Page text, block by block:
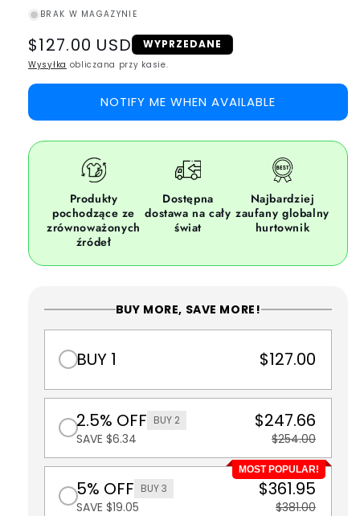
BRAK W MAGAZYNIE
Regular
price
$127.00 USD WYPRZEDANE
Wysyłka obliczana przy kasie.
NOTIFY ME WHEN AVAILABLE
Produkty
pochodzące ze
zrównoważonych
źródeł
Dostępna
dostawa na cały
świat
Najbardziej
zaufany globalny
hurtownik
BUY MORE, SAVE MORE!
BUY 1 $127.00
2.5% OFF BUY 2
SAVE $6.34
$247.66
$254.00
MOST POPULAR!
5% OFF BUY 3
SAVE $19.05
$361.95
$381.00